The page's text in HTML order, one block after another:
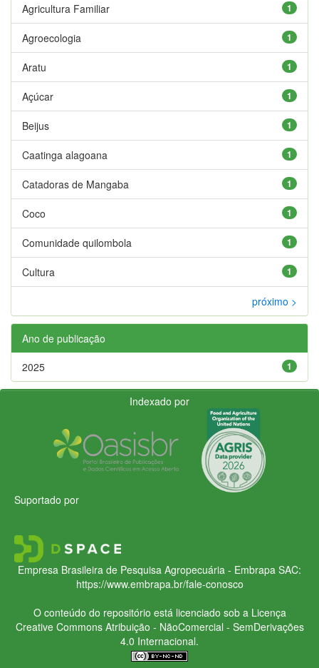
1
Agricultura Familiar
1
Agroecologia
1
Aratu
1
Açúcar
1
Beijus
1
Caatinga alagoana
1
Catadoras de Mangaba
1
Coco
1
Comunidade quilombola
1
Cultura
próximo >
Ano de publicação
1
2025
Indexado por
Suportado por
Empresa Brasileira de Pesquisa Agropecuária - Embrapa SAC:
https://www.embrapa.br/fale-conosco
O conteúdo do repositório está licenciado sob a Licença
Creative CommonsAtribuição - NãoComercial - SemDerivações
4.0 Internacional.